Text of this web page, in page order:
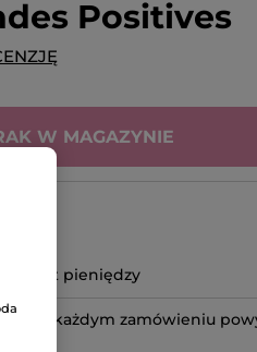
Positives
W MAGAZYNIE
zwrot pieniędzy
przy każdym zamówieniu